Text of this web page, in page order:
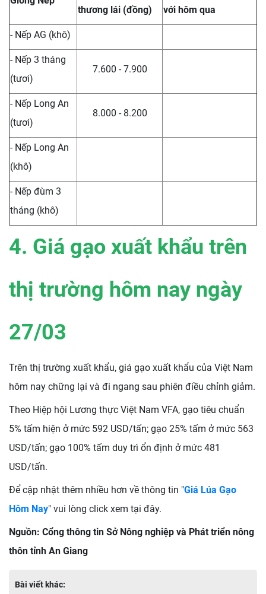
thương lái (đồng)
với hôm qua
- Nếp AG (khô)
- Nếp 3 tháng
(tươi)
7.600 - 7.900
- Nếp Long An
(tươi)
8.000 - 8.200
- Nếp Long An
(khô)
- Nếp đùm 3
tháng (khô)
4. Giá gạo xuất khẩu trên
thị trường hôm nay ngày
27/03
Trên thị trường xuất khẩu, giá gạo xuất khẩu của Việt Nam
hôm nay chững lại và đi ngang sau phiên điều chỉnh giảm.
Theo Hiệp hội Lương thực Việt Nam VFA, gạo tiêu chuẩn
5% tấm hiện ở mức 592 USD/tấn; gạo 25% tấm ở mức 563
USD/tấn; gạo 100% tấm duy trì ổn định ở mức 481
USD/tấn.
Để cập nhật thêm nhiều hơn về thông tin "Giá Lúa Gạo
Hôm Nay" vui lòng click xem tại đây.
Nguồn: Cổng thông tin Sở Nông nghiệp và Phát triển nông
thôn tỉnh An Giang
Bài viết khác: